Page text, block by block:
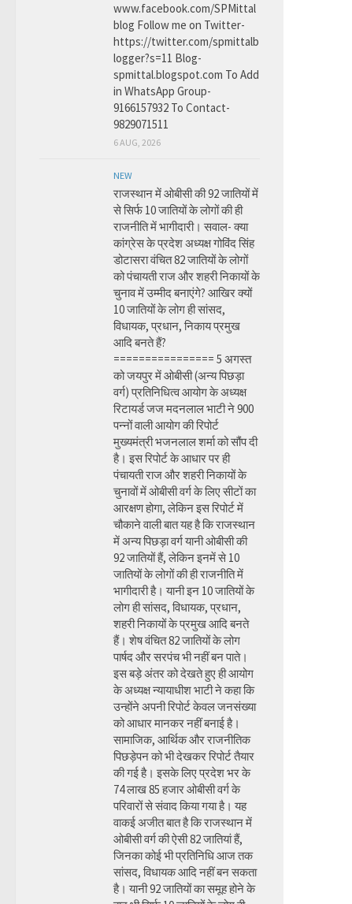
www.facebook.com/SPMittal
blog Follow me on Twitter-
https://twitter.com/spmittalb
logger?s=11 Blog-
spmittal.blogspot.com To Add
in WhatsApp Group-
9166157932 To Contact-
9829071511
6 AUG, 2026
NEW
राजस्थान में ओबीसी की 92 जातियों में
से सिर्फ 10 जातियों के लोगों की ही
राजनीति में भागीदारी। सवाल- क्या
कांग्रेस के प्रदेश अध्यक्ष गोविंद सिंह
डोटासरा वंचित 82 जातियों के लोगों
को पंचायती राज और शहरी निकायों के
चुनाव में उम्मीद बनाएंगे? आखिर क्यों
10 जातियों के लोग ही सांसद,
विधायक, प्रधान, निकाय प्रमुख
आदि बनते हैं?
================ 5 अगस्त
को जयपुर में ओबीसी (अन्य पिछड़ा
वर्ग) प्रतिनिधित्व आयोग के अध्यक्ष
रिटायर्ड जज मदनलाल भाटी ने 900
पन्नों वाली आयोग की रिपोर्ट
मुख्यमंत्री भजनलाल शर्मा को सौंप दी
है। इस रिपोर्ट के आधार पर ही
पंचायती राज और शहरी निकायों के
चुनावों में ओबीसी वर्ग के लिए सीटों का
आरक्षण होगा, लेकिन इस रिपोर्ट में
चौकाने वाली बात यह है कि राजस्थान
में अन्य पिछड़ा वर्ग यानी ओबीसी की
92 जातियों हैं, लेकिन इनमें से 10
जातियों के लोगों की ही राजनीति में
भागीदारी है। यानी इन 10 जातियों के
लोग ही सांसद, विधायक, प्रधान,
शहरी निकायों के प्रमुख आदि बनते
हैं। शेष वंचित 82 जातियों के लोग
पार्षद और सरपंच भी नहीं बन पाते।
इस बड़े अंतर को देखते हुए ही आयोग
के अध्यक्ष न्यायाधीश भाटी ने कहा कि
उन्होंने अपनी रिपोर्ट केवल जनसंख्या
को आधार मानकर नहीं बनाई है।
सामाजिक, आर्थिक और राजनीतिक
पिछड़ेपन को भी देखकर रिपोर्ट तैयार
की गई है। इसके लिए प्रदेश भर के
74 लाख 85 हजार ओबीसी वर्ग के
परिवारों से संवाद किया गया है। यह
वाकई अजीत बात है कि राजस्थान में
ओबीसी वर्ग की ऐसी 82 जातियां हैं,
जिनका कोई भी प्रतिनिधि आज तक
सांसद, विधायक आदि नहीं बन सकता
है। यानी 92 जातियों का समूह होने के